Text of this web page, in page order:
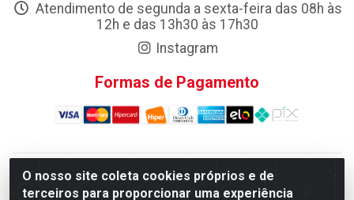
O nosso site coleta cookies próprios e de
terceiros para proporcionar uma experiência
Atendimento de segunda a sexta-feira das 08h às
12h e das 13h30 às 17h30
Instagram
Formas de Pagamento
Atacadao da Limpeza F. Pereira Queiroz Comercio e
Distribuicao LTDA - Quadra Qi 10 Lotes 39 e, 41 - Setor